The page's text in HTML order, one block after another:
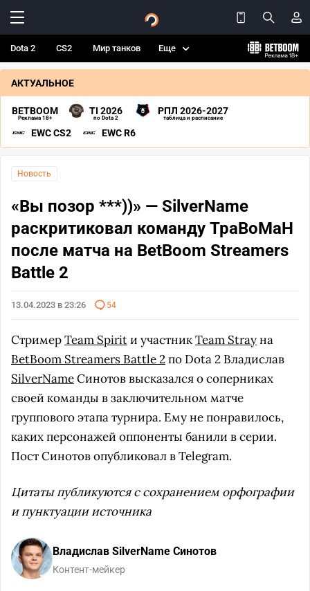
Dota 2 CS2 Мир танков Еще
АКТУАЛЬНОЕ
BETBOOM
Реклама 18+
TI 2026
по Dota 2
РПЛ 2026-2027
таблица и расписание
EWC CS2 EWC R6
Новость
«Вы позор ***))» — SilverName
раскритиковал команду TpaBoMaH
после матча на BetBoom Streamers
Battle 2
13.04.2023 в 23:26 54
СтримерTeam Spiritи участникTeam Strayна
BetBoom Streamers Battle 2по Dota 2 Владислав
SilverNameСинотов высказался о соперниках
своей команды в заключительном матче
группового этапа турнира. Ему не понравилось,
каких персонажей оппоненты банили в серии.
Пост Синотов опубликовал в Telegram.
Цитаты публикуются с сохранением орфографии
и пунктуации источника
Владислав SilverName Синотов
Контент-мейкер